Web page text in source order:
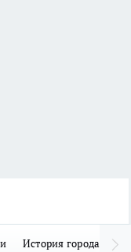
История города Н